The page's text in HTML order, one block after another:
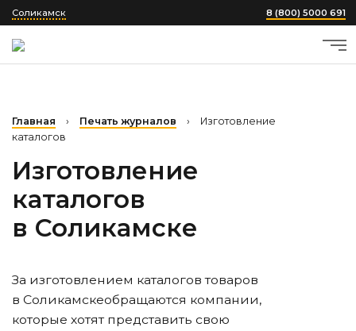
Соликамск 8 (800) 5000 691
Главная › Печать журналов ›
Изготовление
каталогов
Изготовление
каталогов
в Соликамске
За изготовлением каталогов товаров
в Соликамскеобращаются компании,
которые хотят представить свою